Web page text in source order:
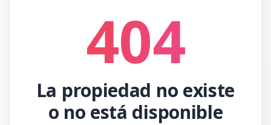
404
La propiedad no existe
o no está disponible